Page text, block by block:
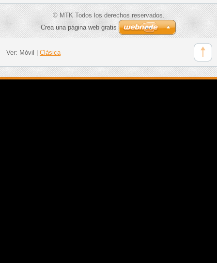
© MTK Todos los derechos reservados.
Crea una página web gratis
Ver: Móvil Clásica